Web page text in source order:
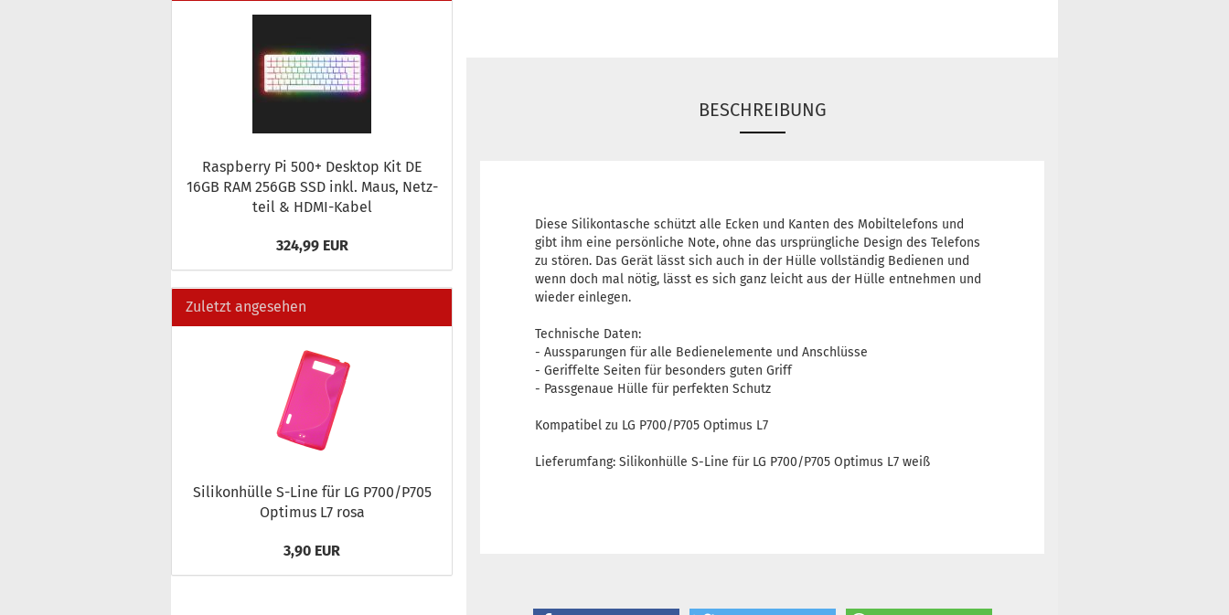
BESCHREIBUNG
Diese Silikontasche schützt alle Ecken und Kanten des Mobiltelefons und
gibt ihm eine persönliche Note, ohne das ursprüngliche Design des Telefons
zu stören. Das Gerät lässt sich auch in der Hülle vollständig Bedienen und
wenn doch mal nötig, lässt es sich ganz leicht aus der Hülle entnehmen und
wieder einlegen.
Technische Daten:
- Aussparungen für alle Bedienelemente und Anschlüsse
- Geriffelte Seiten für besonders guten Griff
- Passgenaue Hülle für perfekten Schutz
Kompatibel zu LG P700/P705 Optimus L7
Lieferumfang: Silikonhülle S-Line für LG P700/P705 Optimus L7 weiß
Raspber­ry Pi 500+ Desk­top Kit DE
16GB RAM 256GB SSD inkl. Maus, Netz­
teil & HDMI-​Kabel
324,99 EUR
Zuletzt angesehen
Si­li­kon­hül­le S-​Line für LG P700/P705
Op­ti­mus L7 rosa
3,90 EUR